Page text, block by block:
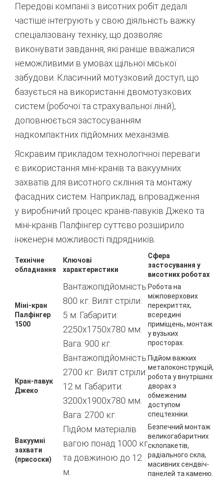
Передові компанії з висотних робіт дедалі
частіше інтегрують у свою діяльність важку
спеціалізовану техніку, що дозволяє
виконувати завдання, які раніше вважалися
неможливими в умовах щільної міської
забудови. Класичний мотузковий доступ, що
базується на використанні двомотузкових
систем (робочої та страхувальної ліній),
доповнюється застосуванням
надкомпактних підйомних механізмів.
Яскравим прикладом технологічної переваги
є використання міні-кранів та вакуумних
захватів для висотного скління та монтажу
фасадних систем. Наприклад, впровадження
у виробничий процес кранів-павуків Джеко та
міні-кранів Палфінгер суттєво розширило
інженерні можливості підрядників.
Технічне
обладнання
Ключові
характеристики
Сфера
застосування у
висотних роботах
Міні-кран
Палфінгер
1500
Вантажопідйомність:
800 кг. Виліт стріли:
5 м. Габарити:
2250х1750х780 мм.
Вага: 900 кг.
Робота на
міжповерхових
перекриттях,
всередині
приміщень, монтаж
у вузьких
просторах.
Кран-павук
Джеко
Вантажопідйомність:
2700 кг. Виліт стріли:
12 м. Габарити:
3200х1900х780 мм.
Вага: 2700 кг.
Підйом важких
металоконструкцій,
робота у внутрішніх
дворах з
обмеженим
доступом
спецтехніки.
Вакуумні
захвати
(присоски)
Підйом матеріалів
вагою понад 1000 кг
та довжиною до 12
м.
Безпечний монтаж
великогабаритних
склопакетів,
радіального скла,
масивних сендвіч-
панелей та каменю.